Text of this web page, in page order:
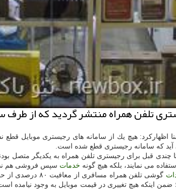
تلفن همراه منتشر گردید كه از طرف
اظهاركرد: هیچ یك از سامانه های رجیستری موبایل
كه سامانه رجیستری قطع شده است.
چندی قبل برای رجیستری تلفن همراه به یكدیگر متصل
می نمایند، بلكه هیچ گونه خدمات سپس فروشی هم
گوشی تلفن
اینكه هیچ تغییری در قیمت موبایل به وجود نیامده